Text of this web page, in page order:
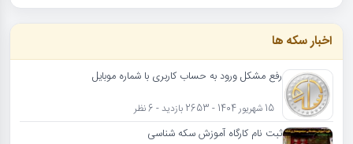
اخبار سکه ها
رفع مشکل ورود به حساب کاربری با شماره موبایل
15 شهریور 1404 - 2653 بازدید - 6 نظر
ثبت نام کارگاه آموزش سکه شناسی